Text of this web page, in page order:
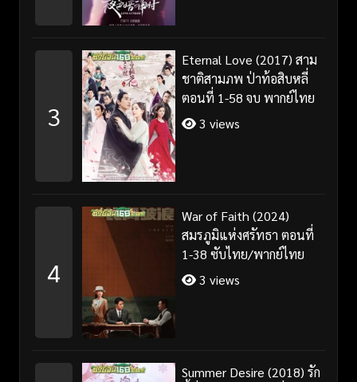
3
Eternal Love (2017) สาม
ชาติสามภพ ป่าท้อสิบหลี่
ตอนที่ 1-58 จบ พากย์ไทย
3 views
4
War of Faith (2024)
สมรภูมิแห่งศรัทธา ตอนที่
1-38 ซับไทย/พากย์ไทย
3 views
Summer Desire (2018) รัก